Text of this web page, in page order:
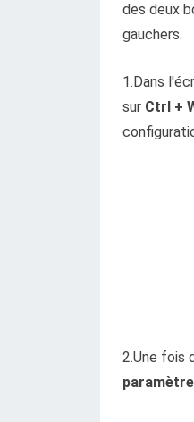
des deux
gauchers.
1.Dans
sur Ctrl +
2.Une fois